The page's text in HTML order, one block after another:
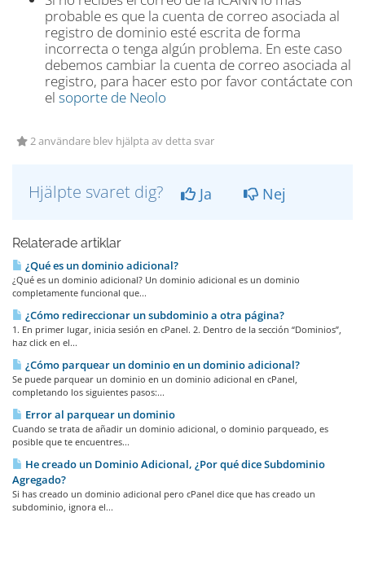
probable es que la cuenta de correo asociada al
registro de dominio esté escrita de forma
incorrecta o tenga algún problema. En este caso
debemos cambiar la cuenta de correo asociada al
registro, para hacer esto por favor contáctate con
el soporte de Neolo
2 användare blev hjälpta av detta svar
Hjälpte svaret dig? Ja Nej
Relaterade artiklar
¿Qué es un dominio adicional?
¿Qué es un dominio adicional? Un dominio adicional es un dominio
completamente funcional que...
¿Cómo redireccionar un subdominio a otra página?
1. En primer lugar, inicia sesión en cPanel. 2. Dentro de la sección “Dominios”,
haz click en el...
¿Cómo parquear un dominio en un dominio adicional?
Se puede parquear un dominio en un dominio adicional en cPanel,
completando los siguientes pasos:...
Error al parquear un dominio
Cuando se trata de añadir un dominio adicional, o dominio parqueado, es
posible que te encuentres...
He creado un Dominio Adicional, ¿Por qué dice Subdominio
Agregado?
Si has creado un dominio adicional pero cPanel dice que has creado un
subdominio, ignora el...